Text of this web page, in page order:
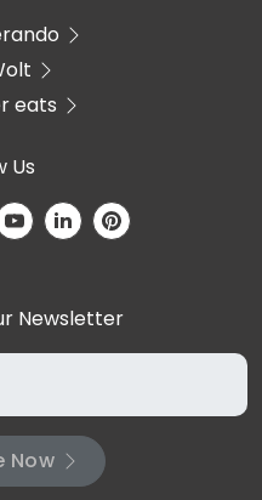
eats
Us
Newsletter
Now